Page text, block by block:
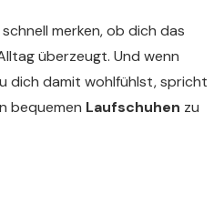
merken, ob dich das
überzeugt. Und wenn
dich damit wohlfühlst, spricht
bequemen Laufschuhen zu